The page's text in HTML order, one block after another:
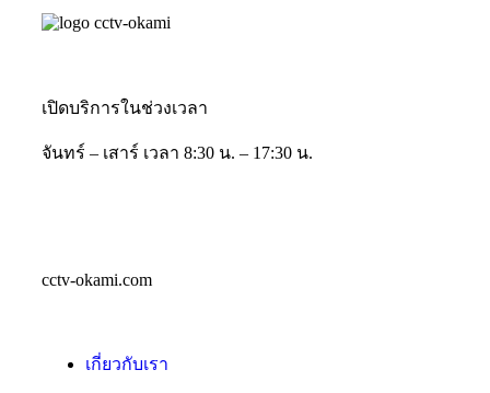
เปิดบริการในช่วงเวลา
จันทร์ – เสาร์ เวลา 8:30 น. – 17:30 น.
cctv-okami.com
เกี่ยวกับเรา